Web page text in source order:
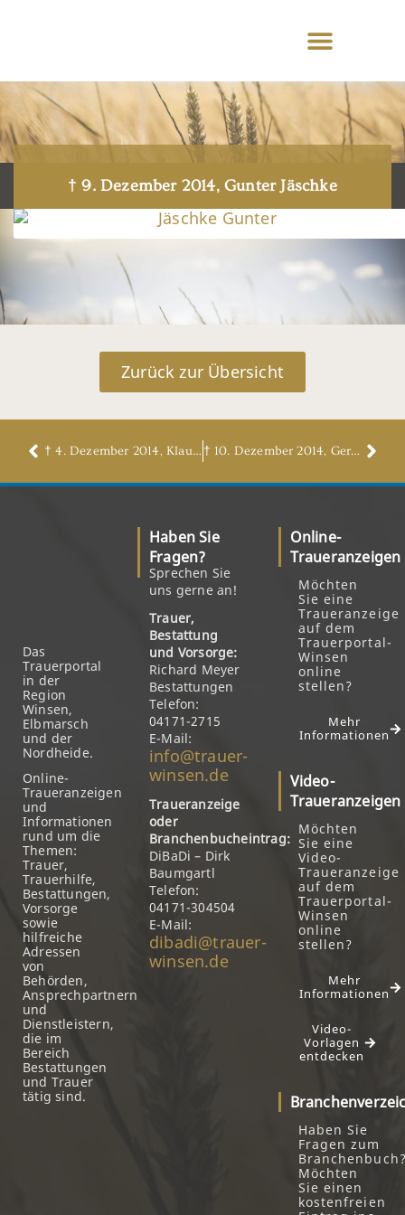
† 9. Dezember 2014, Gunter Jäschke
Zurück zur Übersicht
† 4. Dezember 2014, Klaus-Peter Geiken † 10. Dezember 2014, Gerhard Rieckmann
Das
Trauerportal
in der
Region
Winsen,
Elbmarsch
und der
Nordheide.
Online-
Traueranzeigen
und
Informationen
rund um die
Themen:
Trauer,
Trauerhilfe,
Bestattungen,
Vorsorge
sowie
hilfreiche
Adressen
von
Behörden,
Ansprechpartnern
und
Dienstleistern,
die im
Bereich
Bestattungen
und Trauer
tätig sind.
Haben Sie
Fragen?
Sprechen Sie
uns gerne an!
Trauer,
Bestattung
und Vorsorge:
Richard Meyer
Bestattungen
Telefon:
04171-2715
E-Mail:
info@trauer-
winsen.de
Traueranzeige
oder
Branchenbucheintrag:
DiBaDi – Dirk
Baumgartl
Telefon:
04171-304504
E-Mail:
dibadi@trauer-
winsen.de
Online-
Traueranzeigen
Möchten
Sie eine
Traueranzeige
auf dem
Trauerportal-
Winsen
online
stellen?
Mehr
Informationen
Video-
Traueranzeigen
Möchten
Sie eine
Video-
Traueranzeige
auf dem
Trauerportal-
Winsen
online
stellen?
Mehr
Informationen
Video-
Vorlagen
entdecken
Haben Sie
Fragen zum
Möchten
Sie einen
kostenfreien